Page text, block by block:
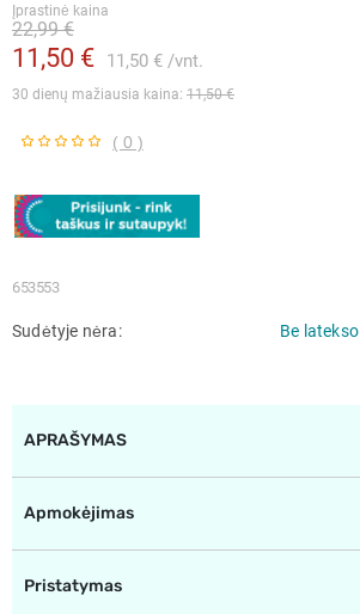
Įprastinė kaina
11,50 € 11,50 € vnt.
22,99 €
30 dienų mažiausia kaina: 11,50 €
( 0 )
653553
Sudėtyje nėra Be latekso
APRAŠYMAS
Apmokėjimas
Pristatymas